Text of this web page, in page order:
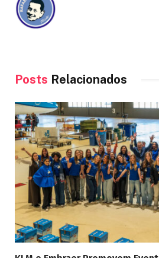
Posts Relacionados